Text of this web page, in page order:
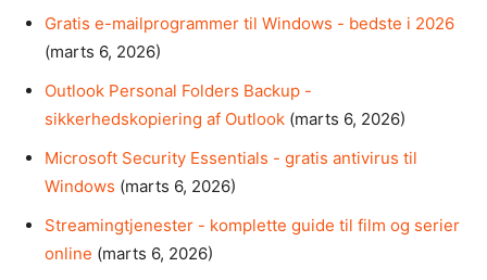
Gratis e-mailprogrammer til Windows - bedste i 2026
(marts 6, 2026)
Outlook Personal Folders Backup -
sikkerhedskopiering af Outlook (marts 6, 2026)
Microsoft Security Essentials - gratis antivirus til
Windows (marts 6, 2026)
Streamingtjenester - komplette guide til film og serier
online (marts 6, 2026)